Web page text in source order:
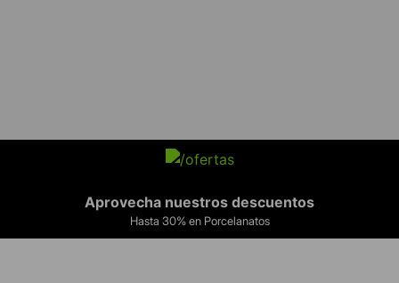
Aprovecha nuestros descuentos
Hasta 30% en Porcelanatos